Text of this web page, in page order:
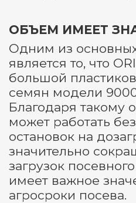
ОБЪЕМ ИМЕЕТ
Одним из
является то, что
большой
семян модели
Благодаря такому
может работать
остановок на
значительно
загрузок
имеет важное
агросроки посева.